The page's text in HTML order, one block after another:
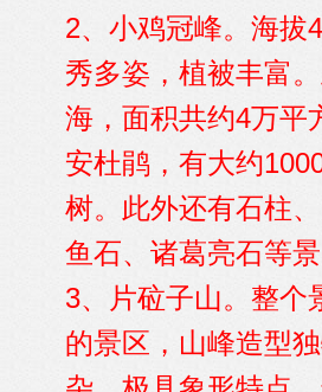
2、小鸡冠峰。海拔
秀多姿，植被丰富
海，面积共约4万平
安杜鹃，有大约
树。此外还有石柱
鱼石、诸葛亮石等景
3、片砬子山。整个
的景区，山峰造型